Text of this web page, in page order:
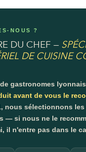
NOUS ?
DU CHEF —
DE CUISINE
gastronomes
avant de vous le
nous sélectionnons les
— si nous ne le
il n'entre pas dans le